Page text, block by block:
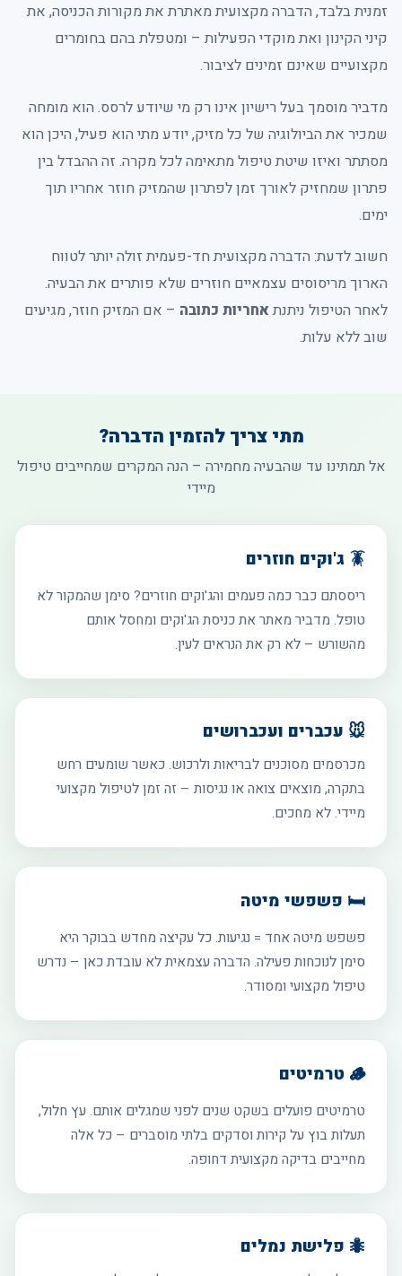
זמנית בלבד, הדברה מקצועית מאתרת את מקורות הכניסה, את
קיני הקינון ואת מוקדי הפעילות – ומטפלת בהם בחומרים
מקצועיים שאינם זמינים לציבור.
מדביר מוסמך בעל רישיון אינו רק מי שיודע לרסס. הוא מומחה
שמכיר את הביולוגיה של כל מזיק, יודע מתי הוא פעיל, היכן הוא
מסתתר ואיזו שיטת טיפול מתאימה לכל מקרה. זה ההבדל בין
פתרון שמחזיק לאורך זמן לפתרון שהמזיק חוזר אחריו תוך
ימים.
חשוב לדעת: הדברה מקצועית חד-פעמית זולה יותר לטווח
הארוך מריסוסים עצמאיים חוזרים שלא פותרים את הבעיה.
לאחר הטיפול ניתנתאחריות כתובה – אם המזיק חוזר, מגיעים
שוב ללא עלות.
מתי צריך להזמין הדברה?
אל תמתינו עד שהבעיה מחמירה – הנה המקרים שמחייבים טיפול
מיידי
🪳 ג'וקים חוזרים
ריססתם כבר כמה פעמים והג'וקים חוזרים? סימן שהמקור לא
טופל. מדביר מאתר את כניסת הג'וקים ומחסל אותם
מהשורש – לא רק את הנראים לעין.
🐭 עכברים ועכברושים
מכרסמים מסוכנים לבריאות ולרכוש. כאשר שומעים רחש
בתקרה, מוצאים צואה או נגיסות – זה זמן לטיפול מקצועי
מיידי. לא מחכים.
🛏️ פשפשי מיטה
פשפש מיטה אחד = נגיעות. כל עקיצה מחדש בבוקר היא
סימן לנוכחות פעילה. הדברה עצמאית לא עובדת כאן – נדרש
טיפול מקצועי ומסודר.
🪵 טרמיטים
טרמיטים פועלים בשקט שנים לפני שמגלים אותם. עץ חלול,
תעלות בוץ על קירות וסדקים בלתי מוסברים – כל אלה
מחייבים בדיקה מקצועית דחופה.
🐜 פלישת נמלים